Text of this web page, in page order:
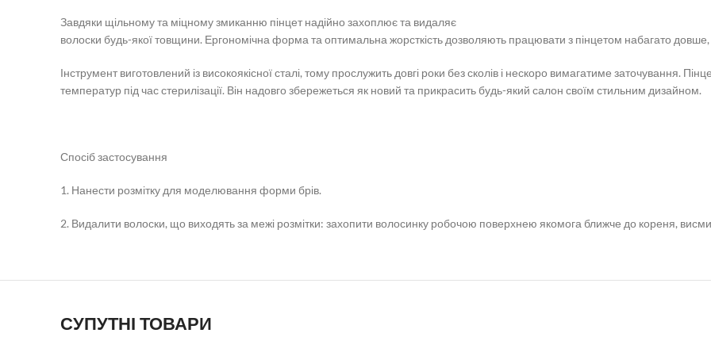
Завдяки щільному та міцному змиканню пінцет надійно захоплює та видаляє
волоски будь-якої товщини. Ергономічна форма та оптимальна жорсткість дозволяють працювати з пінцетом набагато
Інструмент виготовлений із високоякісної сталі, тому прослужить довгі роки без сколів і нескоро вимагатиме заточування.
температур під час стерилізації. Він надовго збережеться як новий та прикрасить будь-який салон своїм стильним дизайном.
Спосіб застосування
1. Нанести розмітку для моделювання форми брів.
2. Видалити волоски, що виходять за межі розмітки: захопити волосинку робочою поверхнею якомога ближче до кореня,
СУПУТНІ ТОВАРИ